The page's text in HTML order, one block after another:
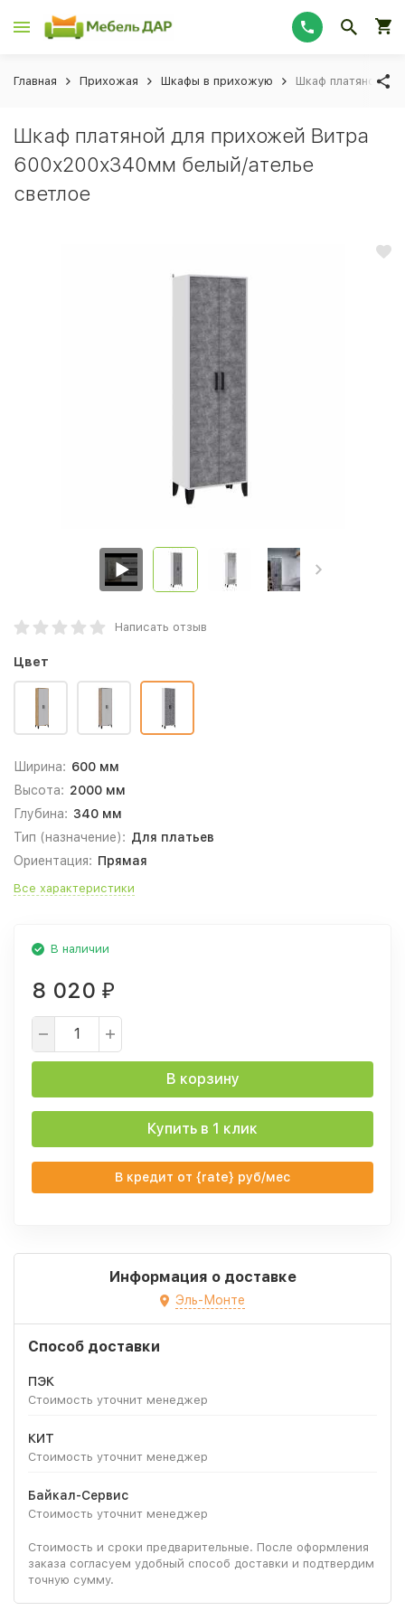
Главная Прихожая Шкафы в прихожую Шкаф платяной
Шкаф платяной для прихожей Витра
600х200х340мм белый/ателье
светлое
Написать отзыв
Цвет
Ширина: 600 мм
Высота: 2000 мм
Глубина: 340 мм
Тип (назначение): Для платьев
Ориентация: Прямая
Все характеристики
В наличии
8 020 ₽
В корзину
Купить в 1 клик
В кредит от {rate} руб/мес
Информация о доставке
Эль-Монте
Способ доставки
ПЭК
Стоимость уточнит менеджер
КИТ
Стоимость уточнит менеджер
Байкал-Сервис
Стоимость уточнит менеджер
Стоимость и сроки предварительные. После оформления
заказа согласуем удобный способ доставки и подтвердим
точную сумму.